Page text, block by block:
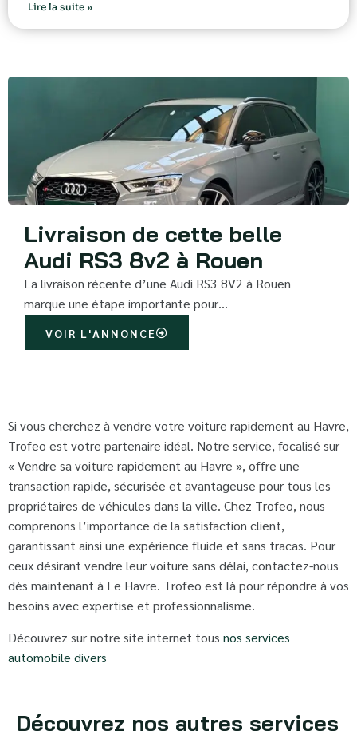
Lire la suite »
Livraison de cette belle
Audi RS3 8v2 à Rouen
La livraison récente d’une Audi RS3 8V2 à Rouen
marque une étape importante pour…
VOIR L'ANNONCE
Si vous cherchez à vendre votre voiture rapidement au Havre,
Trofeo est votre partenaire idéal. Notre service, focalisé sur
« Vendre sa voiture rapidement au Havre », offre une
transaction rapide, sécurisée et avantageuse pour tous les
propriétaires de véhicules dans la ville. Chez Trofeo, nous
comprenons l’importance de la satisfaction client,
garantissant ainsi une expérience fluide et sans tracas. Pour
ceux désirant vendre leur voiture sans délai, contactez-nous
dès maintenant à Le Havre. Trofeo est là pour répondre à vos
besoins avec expertise et professionnalisme.
Découvrez sur notre site internet tous nos services
automobile divers
Découvrez nos autres services